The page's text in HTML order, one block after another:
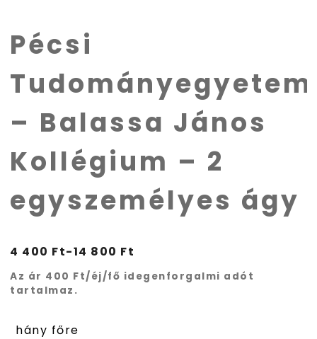
Pécsi
Tudományegyetem
– Balassa János
Kollégium – 2
egyszemélyes ágy
4 400 Ft-14 800 Ft
Az ár 400 Ft/éj/fő idegenforgalmi adót
tartalmaz.
hány főre